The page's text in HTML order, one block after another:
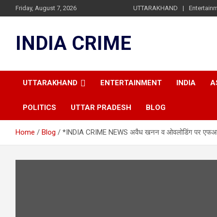
to
Friday, August 7, 2026 UTTARAKHAND
INDIA CRIME
UTTARAKHAND ENTERTAINMENT INDIA
POLITICS UTTAR PRADESH BLOG
Home Blog *INDIA CRIME NEWS अवैध खनन व ओवलोडिंग पर